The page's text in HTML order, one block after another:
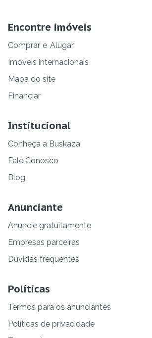
Encontre imóveis
Comprar e Alugar
Imóveis internacionais
Mapa do site
Financiar
Institucional
Conheça a Buskaza
Fale Conosco
Blog
Anunciante
Anuncie gratuitamente
Empresas parceiras
Dúvidas frequentes
Políticas
Termos para os anunciantes
Políticas de privacidade